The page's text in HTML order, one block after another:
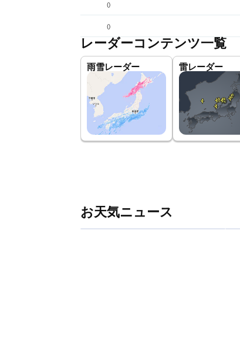
()
()
レーダーコンテンツ一覧
雨雪レーダー 雷レーダー
お天気ニュース